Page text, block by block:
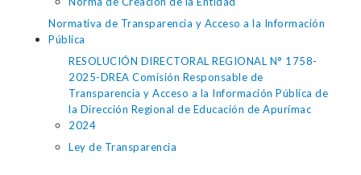
Normativa de Transparencia y Acceso a la Información
Pública
RESOLUCIÓN DIRECTORAL REGIONAL N° 1758-
2025-DREA Comisión Responsable de
Transparencia y Acceso a la Información Pública de
la Dirección Regional de Educación de Apurímac
2024
Ley de Transparencia